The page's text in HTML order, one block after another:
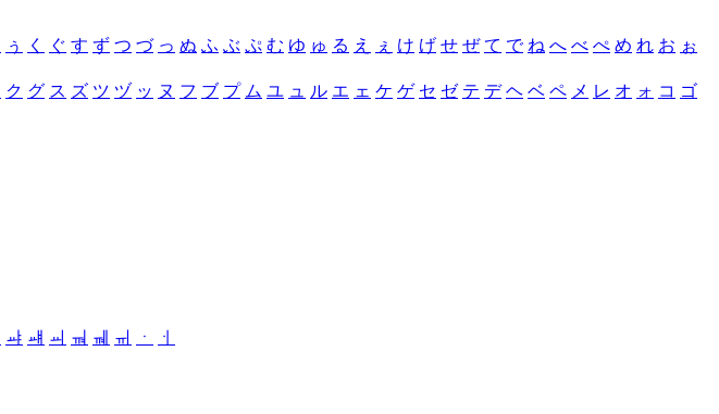
ぅ く ぐ す ず つ づ っ ぬ ふ ぶ ぷ む ゆ ゅ る え ぇ け げ せ ぜ て で ね へ べ ぺ め れ お ぉ
ク グ ス ズ ツ ヅ ッ ヌ フ ブ プ ム ユ ュ ル エ ェ ケ ゲ セ ゼ テ デ ヘ ベ ペ メ レ オ ォ コ ゴ
ㆇ ㆈ ㆉ ㆊ ㆋ ㆌ ㆍ
ㆎ